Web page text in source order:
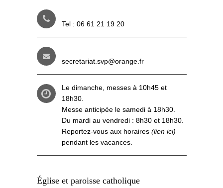
Tel : 06 61 21 19 20
secretariat.svp@orange.fr
Le dimanche, messes à 10h45 et
18h30.
Messe anticipée le samedi à 18h30.
Du mardi au vendredi : 8h30 et 18h30.
Reportez-vous aux horaires (lien ici)
pendant les vacances.
Église et paroisse catholique